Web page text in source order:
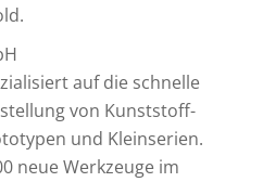
auf die schnelle
von Kunststoff-
und Kleinserien.
neue Werkzeuge im